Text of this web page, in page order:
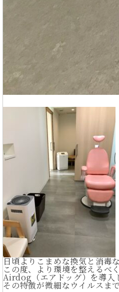
日頃よりこまめな換気と消毒
この度、より環境を整えるべ
Airdog（エアドッグ）を導入
その特徴が微細なウイルスま